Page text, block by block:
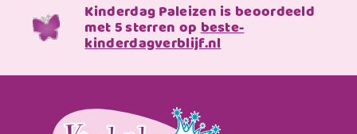
Kinderdag Paleizen is beoordeeld
met 5 sterren opbeste-
kinderdagverblijf.nl